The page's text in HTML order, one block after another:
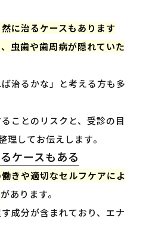
に治るケースもあります
虫歯や歯周病が隠れていた
治るかな」と考える方も多
ことのリスクと、受診の目
してお伝えします。
ケースもある
きや適切なセルフケアによ
があります。
成分が含まれており、エナ